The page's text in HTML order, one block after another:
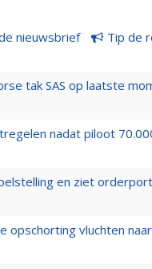
nieuwsbrief Tip de
tak SAS op laatste
nadat piloot
en ziet
opschorting vluchten